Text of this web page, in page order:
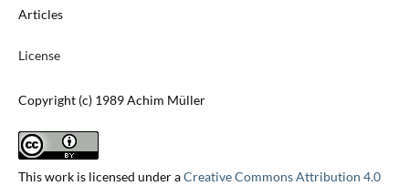
Articles
License
Copyright (c) 1989 Achim Müller
This work is licensed under aCreative Commons Attribution 4.0